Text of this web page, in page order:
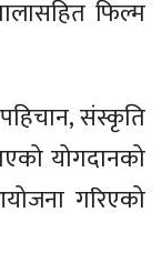
फिल्म
संस्कृति
योगदानको
गरिएको